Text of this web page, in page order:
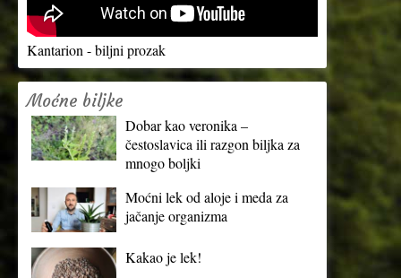
Kantarion - biljni prozak
Moćne biljke
Dobar kao veronika –
čestoslavica ili razgon biljka za
mnogo boljki
Moćni lek od aloje i meda za
jačanje organizma
Kakao je lek!